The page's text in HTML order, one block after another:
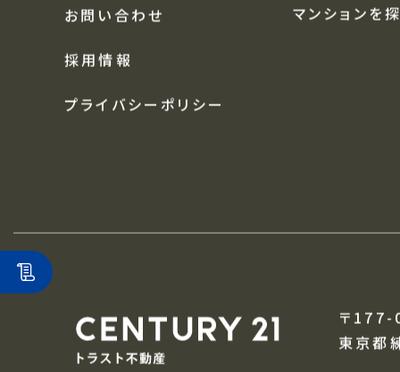
ご来店予約
お問い合わせ
採用情報
土地を探す